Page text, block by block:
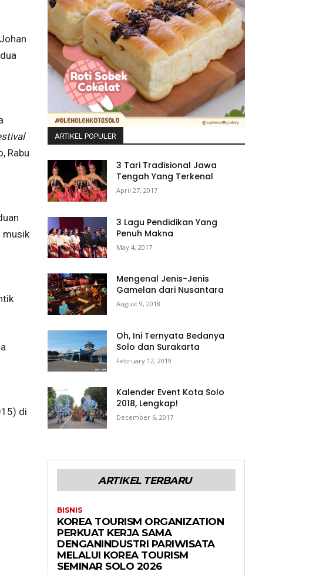
Rabu
musik
di
ARTIKEL POPULER
3 Tari Tradisional Jawa
Tengah Yang Terkenal
April 27, 2017
3 Lagu Pendidikan Yang
Penuh Makna
May 4, 2017
Mengenal Jenis-Jenis
Gamelan dari Nusantara
August 9, 2018
Oh, Ini Ternyata Bedanya
Solo dan Surakarta
February 12, 2019
Kalender Event Kota Solo
2018, Lengkap!
December 6, 2017
ARTIKEL TERBARU
BISNIS
KOREA TOURISM ORGANIZATION
PERKUAT KERJA SAMA
DENGANINDUSTRI PARIWISATA
MELALUI KOREA TOURISM
SEMINAR SOLO 2026